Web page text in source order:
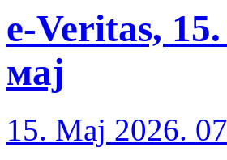
e-Veritas,
мај
15. Maj 2026.